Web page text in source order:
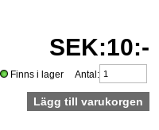
SEK:10:-
Finns i lager Antal: